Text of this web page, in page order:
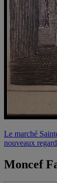
Le marché
nouveaux
Moncef